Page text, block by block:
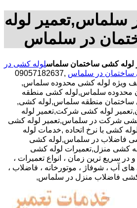
سلماس,تعمیر لوله
در سلماس
لوله کشی ساختمان سلماسلوله کشی در
ساختمان در سلماس ,09057182637
ویژه لوله کشی محدوده سلماس,
محدوده سلماس,لوله کشی منطقه
ساختمان منطقه سلماس,لوله کشی,
لوله کشی شرکت,تعمیر لوله
کشی شرکت در سلماس,تعمیر لوله کشی
کشی با نرخ اتحاده ,خدمات لوله
فاضلاب در سلماس,لوله کشی
کشی منزل,تعمیرات لوله کشی
در سریع ترین زمان ، انواع تعمیرات ،
آب ، شوفاژ ، موتورخانه ، فاضلاب ،
کشی فاضلاب منزل در سلماس,